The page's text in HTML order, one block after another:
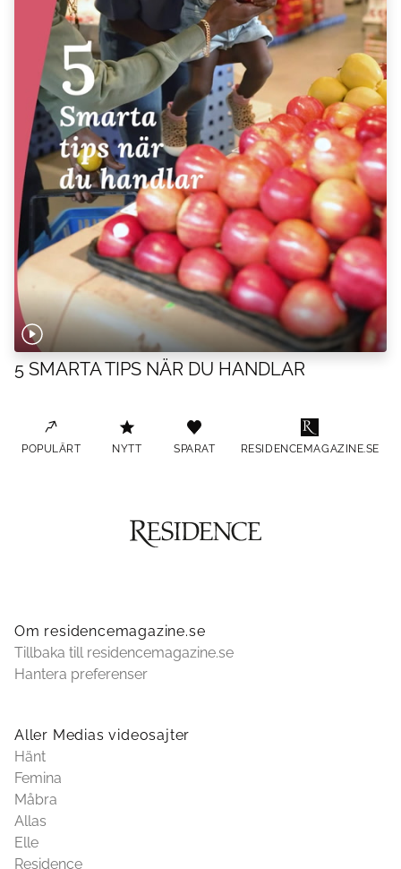
5 SMARTA TIPS NÄR DU HANDLAR
POPULÄRT NYTT SPARAT RESIDENCEMAGAZINE.SE
Om residencemagazine.se
Tillbaka till residencemagazine.se
Hantera preferenser
Aller Medias videosajter
Hänt
Femina
Måbra
Allas
Elle
Residence